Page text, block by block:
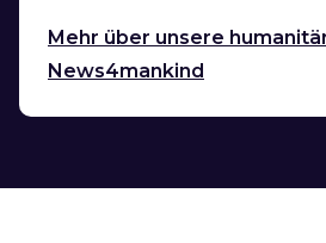
Mehr über unsere
News4mankind